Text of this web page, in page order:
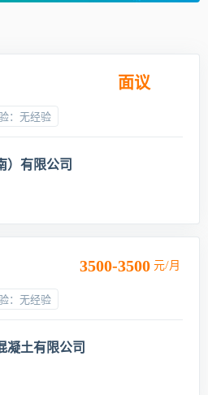
面议
：无经验
）有限公司
3500-3500 元/月
：无经验
凝土有限公司